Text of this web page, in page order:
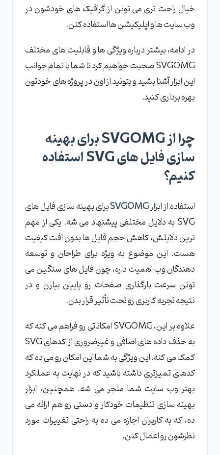
خیال راحت تری می تونن از گرافیک های خودشون در
وب سایت ها و اپلیکیشن ها استفاده کنن.
در ادامه، بیشتر درباره ویژگی ها و قابلیت های مختلف
SVGOMG صحبت خواهیم کرد تا شما با تمام جوانب
این ابزار آشنا بشید و بتونید از اون در پروژه های خودتون
بهره برداری کنید.
چرا از SVGOMG برای بهینه
سازی فایل های SVG استفاده
کنیم؟
استفاده از ابزار SVGOMGبرای بهینه سازی فایل های
SVG به دلایل مختلفی پیشنهاد می شه. یکی از مهم
ترین دلایلش، کاهش حجم فایل ها بدون افت کیفیت
هست. این موضوع به ویژه برای طراحان و توسعه
دهندگان وب اهمیت داره، چون فایل های سنگین می
تونن سرعت بارگذاری صفحات رو پایین بیارن و در
نتیجه تجربه کاربری رو تحت تأثیر قرار بدن.
علاوه بر این، SVGOMG امکاناتی رو فراهم می کنه که
به حذف داده های اضافی و غیرضروری از کدهای SVG
کمک می کنه. این ویژگی به شما این امکان رو می ده که
کدهای تمیزتری داشته باشید که در نهایت به عملکرد
بهتر وب سایت شما منجر می شه. همچنین، ابزار
بهینه سازی تنظیمات خودکار و دستی رو هم ارائه می
ده، که به کاربران اجازه می ده به راحتی تغییرات مورد
نظرشون رو اعمال کنن.